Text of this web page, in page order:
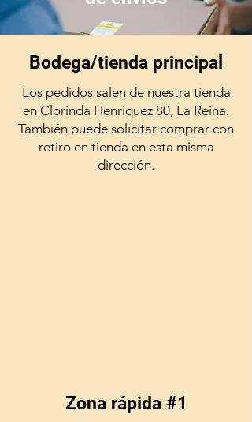
Bodega/tienda principal
Los pedidos salen de nuestra tienda
en Clorinda Henriquez 80, La Reina.
También puede solicitar comprar con
retiro en tienda en esta misma
dirección.
Zona rápida #1